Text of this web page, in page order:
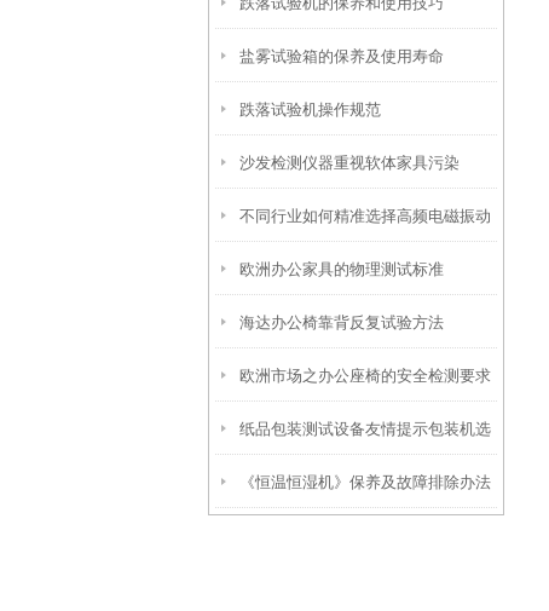
盐雾试验箱的保养及使用寿命
跌落试验机操作规范
沙发检测仪器重视软体家具污染
不同行业如何精准选择高频电磁振动
台？
欧洲办公家具的物理测试标准
海达办公椅靠背反复试验方法
欧洲市场之办公座椅的安全检测要求
纸品包装测试设备友情提示包装机选
购的几点建议
《恒温恒湿机》保养及故障排除办法